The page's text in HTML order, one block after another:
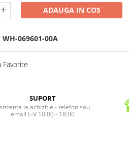
ADAUGA IN COS
WH-069601-00A
Favorite
SUPORT
la achizitie - telefon sau
email L-V 10:00 - 18:00